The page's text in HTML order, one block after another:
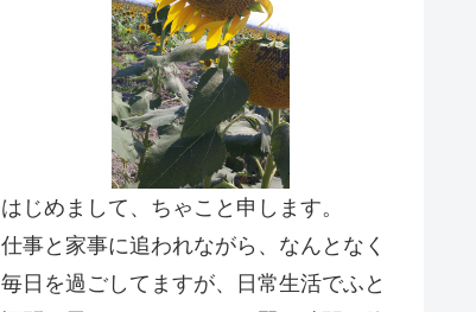
はじめまして、ちゃこと申します。
仕事と家事に追われながら、なんとなく
毎日を過ごしてますが、日常生活でふと